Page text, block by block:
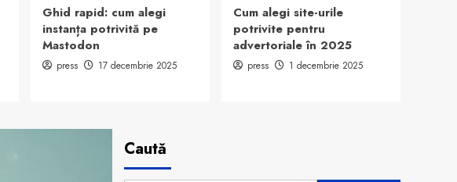
Ghid rapid: cum alegi
instanța potrivită pe
Mastodon
press 17 decembrie 2025
Cum alegi site-urile
potrivite pentru
advertoriale în 2025
press 1 decembrie 2025
Caută